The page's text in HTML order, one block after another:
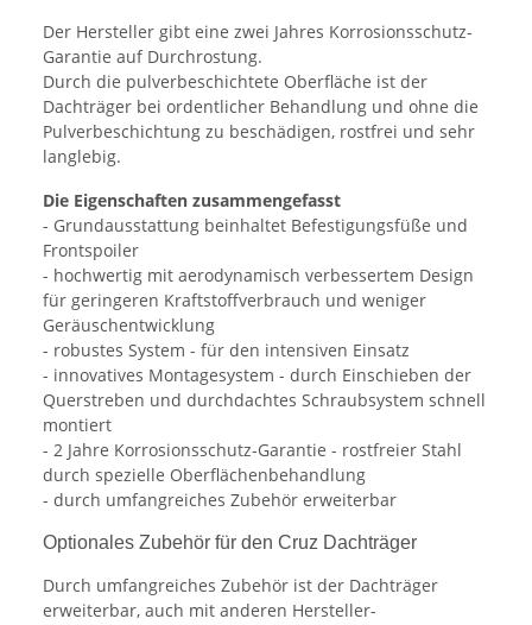
Der Hersteller gibt eine zwei Jahres Korrosionsschutz-
Garantie auf Durchrostung.
Durch die pulverbeschichtete Oberfläche ist der
Dachträger bei ordentlicher Behandlung und ohne die
Pulverbeschichtung zu beschädigen, rostfrei und sehr
langlebig.
Die Eigenschaften zusammengefasst
- Grundausstattung beinhaltet Befestigungsfüße und
Frontspoiler
- hochwertig mit aerodynamisch verbessertem Design
für geringeren Kraftstoffverbrauch und weniger
Geräuschentwicklung
- robustes System - für den intensiven Einsatz
- innovatives Montagesystem - durch Einschieben der
Querstreben und durchdachtes Schraubsystem schnell
montiert
- 2 Jahre Korrosionsschutz-Garantie - rostfreier Stahl
durch spezielle Oberflächenbehandlung
- durch umfangreiches Zubehör erweiterbar
Optionales Zubehör für den Cruz Dachträger
Durch umfangreiches Zubehör ist der Dachträger
erweiterbar, auch mit anderen Hersteller-